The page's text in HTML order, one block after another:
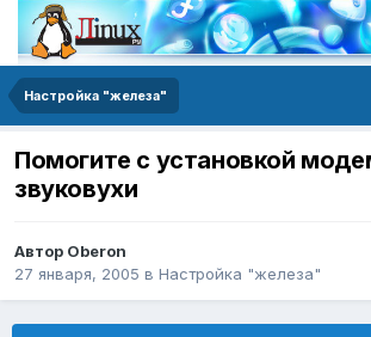
Настройка "железа"
Помогите с установкой
звуковухи
Автор Oberon
27 января, 2005 в Настройка "железа"